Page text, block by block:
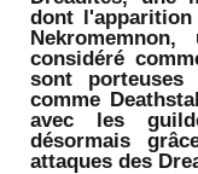
dont
considéré
sont porteuses
comme
avec les
désormais
attaques des